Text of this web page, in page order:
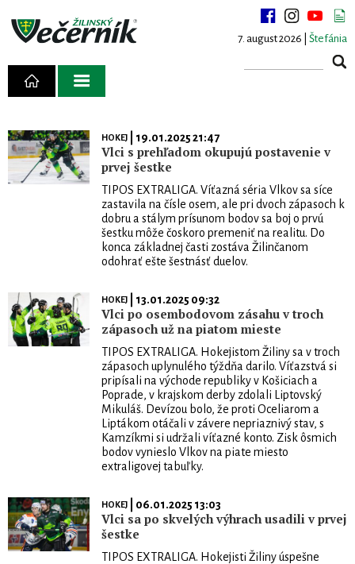
7. august 2026 | Štefánia
HOKEJ| 19.01.2025 21:47
Vlci s prehľadom okupujú postavenie v
prvej šestke
TIPOS EXTRALIGA. Víťazná séria Vlkov sa síce
zastavila na čísle osem, ale pri dvoch zápasoch k
dobru a stálym prísunom bodov sa boj o prvú
šestku môže čoskoro premeniť na realitu. Do
konca základnej časti zostáva Žilinčanom
odohrať ešte šestnásť duelov.
HOKEJ| 13.01.2025 09:32
Vlci po osembodovom zásahu v troch
zápasoch už na piatom mieste
TIPOS EXTRALIGA. Hokejistom Žiliny sa v troch
zápasoch uplynulého týždňa darilo. Víťazstvá si
pripísali na východe republiky v Košiciach a
Poprade, v krajskom derby zdolali Liptovský
Mikuláš. Devízou bolo, že proti Oceliarom a
Liptákom otáčali v závere nepriaznivý stav, s
Kamzíkmi si udržali víťazné konto. Zisk ôsmich
bodov vynieslo Vlkov na piate miesto
extraligovej tabuľky.
HOKEJ| 06.01.2025 13:03
Vlci sa po skvelých výhrach usadili v prvej
šestke
TIPOS EXTRALIGA. Hokejisti Žiliny úspešne